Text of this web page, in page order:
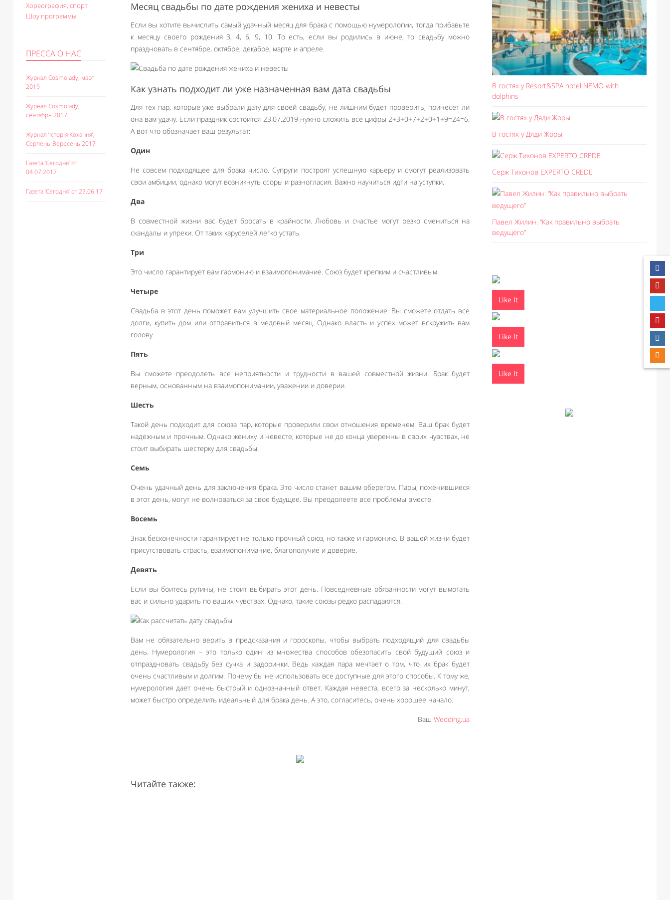
Хореография, спорт
Шоу программы
ПРЕССА О НАС
Журнал Cosmolady, март
2019
Журнал Cosmolady,
сентябрь 2017
Журнал ‘Історія Кохання’,
Серпень-Вересень 2017
Газета ‘Сегодня’ от
04.07.2017
Газета ‘Сегодня’ от 27.06.17
Месяц свадьбы по дате рождения жениха и невесты
Если вы хотите вычислить самый удачный месяц для брака с помощью нумерологии, тогда прибавьте
к месяцу своего рождения 3, 4, 6, 9, 10. То есть, если вы родились в июне, то свадьбу можно
праздновать в сентябре, октябре, декабре, марте и апреле.
Как узнать подходит ли уже назначенная вам дата свадьбы
Для тех пар, которые уже выбрали дату для своей свадьбу, не лишним будет проверить, принесет ли
она вам удачу. Если праздник состоится 23.07.2019 нужно сложить все цифры 2+3+0+7+2+0+1+9=24=6.
А вот что обозначает ваш результат:
Один
Не совсем подходящее для брака число. Супруги построят успешную карьеру и смогут реализовать
свои амбиции, однако могут возникнуть ссоры и разногласия. Важно научиться идти на уступки.
Два
В совместной жизни вас будет бросать в крайности. Любовь и счастье могут резко смениться на
скандалы и упреки. От таких каруселей легко устать.
Три
Это число гарантирует вам гармонию и взаимопонимание. Союз будет крепким и счастливым.
Четыре
Свадьба в этот день поможет вам улучшить свое материальное положение. Вы сможете отдать все
долги, купить дом или отправиться в медовый месяц. Однако власть и успех может вскружить вам
голову.
Пять
Вы сможете преодолеть все неприятности и трудности в вашей совместной жизни. Брак будет
верным, основанным на взаимопонимании, уважении и доверии.
Шесть
Такой день подходит для союза пар, которые проверили свои отношения временем. Ваш брак будет
надежным и прочным. Однако жениху и невесте, которые не до конца уверенны в своих чувствах, не
стоит выбирать шестерку для свадьбы.
Семь
Очень удачный день для заключения брака. Это число станет вашим оберегом. Пары, поженившиеся
в этот день, могут не волноваться за свое будущее. Вы преодолеете все проблемы вместе.
Восемь
Знак бесконечности гарантирует не только прочный союз, но также и гармонию. В вашей жизни будет
присутствовать страсть, взаимопонимание, благополучие и доверие.
Девять
Если вы боитесь рутины, не стоит выбирать этот день. Повседневные обязанности могут вымотать
вас и сильно ударить по ваших чувствах. Однако, такие союзы редко распадаются.
Вам не обязательно верить в предсказания и гороскопы, чтобы выбрать подходящий для свадьбы
день. Нумерология – это только один из множества способов обезопасить свой будущий союз и
отпраздновать свадьбу без сучка и задоринки. Ведь каждая пара мечтает о том, что их брак будет
очень счастливым и долгим. Почему бы не использовать все доступные для этого способы. К тому же,
нумерология дает очень быстрый и однозначный ответ. Каждая невеста, всего за несколько минут,
может быстро определить идеальный для брака день. А это, согласитесь, очень хорошее начало.
Ваш Wedding.ua
Читайте также:
В гостях у Resort&SPA hotel NEMO with
dolphins
В гостях у Дяди Жоры
Серж Тихонов EXPERTO CREDE
Павел Жилин: “Как правильно выбрать
ведущего”
Like It
Like It
Like It